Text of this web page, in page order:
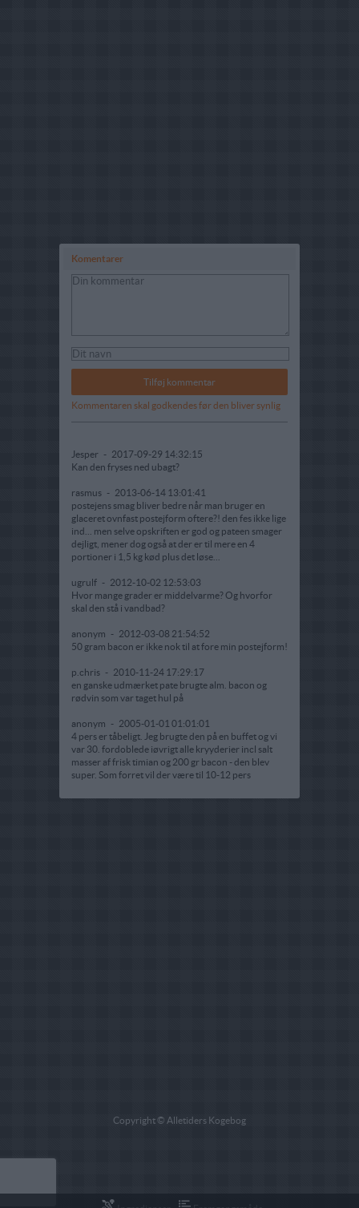
Komentarer
Kommentaren skal godkendes før den bliver synlig
Jesper - 2017-09-29 14:32:15
Kan den fryses ned ubagt?
rasmus - 2013-06-14 13:01:41
postejens smag bliver bedre når man bruger en
glaceret ovnfast postejform oftere?! den fes ikke lige
ind... men selve opskriften er god og pateen smager
dejligt, mener dog også at der er til mere en 4
portioner i 1,5 kg kød plus det løse...
ugrulf - 2012-10-02 12:53:03
Hvor mange grader er middelvarme? Og hvorfor
skal den stå i vandbad?
anonym - 2012-03-08 21:54:52
50 gram bacon er ikke nok til at fore min postejform!
p.chris - 2010-11-24 17:29:17
en ganske udmærket pate brugte alm. bacon og
rødvin som var taget hul på
anonym - 2005-01-01 01:01:01
4 pers er tåbeligt. Jeg brugte den på en buffet og vi
var 30. fordoblede iøvrigt alle kryyderier incl salt
masser af frisk timian og 200 gr bacon - den blev
super. Som forret vil der være til 10-12 pers
Copyright © Alletiders Kogebog